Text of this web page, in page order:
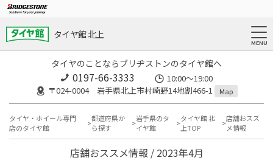
タイヤ館 北上
タイヤのことならブリヂストンのタイヤ館へ
0197-66-3333
10:00～19:00
〒024-0004 岩手県北上市村崎野14地割466-1
Map
タイヤ・ホイール専門
店のタイヤ館
都道府県か
ら探す
岩手県のタ
イヤ館
タイヤ館 北
上TOP
店舗おスス
メ情報
店舗おススメ情報 / 2023年4月